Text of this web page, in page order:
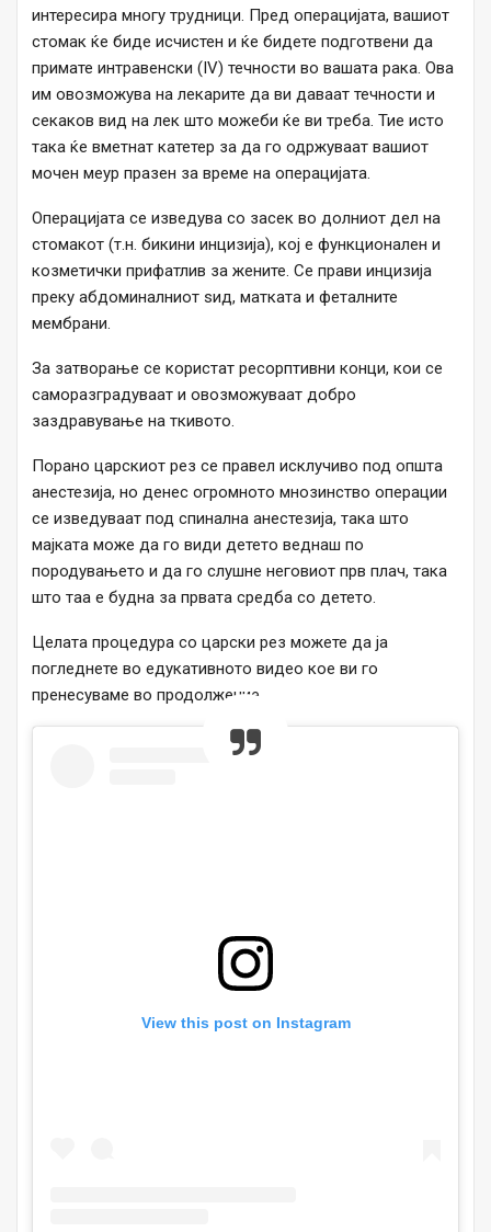
интересира многу трудници. Пред операцијата, вашиот
стомак ќе биде исчистен и ќе бидете подготвени да
примате интравенски (IV) течности во вашата рака. Ова
им овозможува на лекарите да ви даваат течности и
секаков вид на лек што можеби ќе ви треба. Тие исто
така ќе вметнат катетер за да го одржуваат вашиот
мочен меур празен за време на операцијата.
Операцијата се изведува со засек во долниот дел на
стомакот (т.н. бикини инцизија), кој е функционален и
козметички прифатлив за жените. Се прави инцизија
преку абдоминалниот ѕид, матката и феталните
мембрани.
За затворање се користат ресорптивни конци, кои се
саморазградуваат и овозможуваат добро
заздравување на ткивото.
Порано царскиот рез се правел исклучиво под општа
анестезија, но денес огромното мнозинство операции
се изведуваат под спинална анестезија, така што
мајката може да го види детето веднаш по
породувањето и да го слушне неговиот прв плач, така
што таа е будна за првата средба со детето.
Целата процедура со царски рез можете да ја
погледнете во едукативното видео кое ви го
пренесуваме во продолжение.
View this post on Instagram